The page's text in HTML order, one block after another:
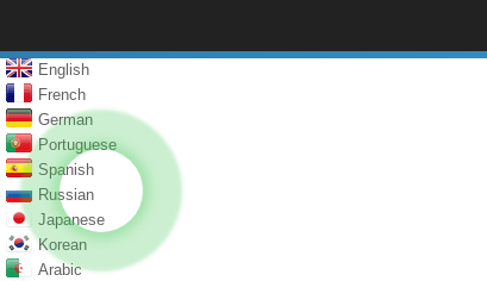
English
French
German
Portuguese
Spanish
Russian
Japanese
Korean
Arabic